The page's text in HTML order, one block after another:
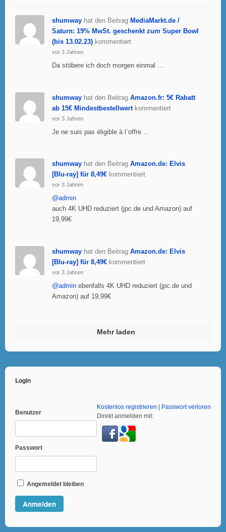
shumway hat den Beitrag MediaMarkt.de /
Saturn: 19% MwSt. geschenkt zum Super Bowl
(bis 13.02.23) kommentiert
vor 3 Jahren
Da stöbere ich doch morgen einmal …
shumway hat den Beitrag Amazon.fr: 5€ Rabatt
ab 15€ Mindestbestellwertkommentiert
vor 3 Jahren
Je ne suis pas éligible à l`offre …
shumway hat den Beitrag Amazon.de: Elvis
[Blu-ray] für 8,49€ kommentiert
vor 3 Jahren
@admin
auch 4K UHD reduziert (jpc.de und Amazon) auf
19,99€
shumway hat den Beitrag Amazon.de: Elvis
[Blu-ray] für 8,49€ kommentiert
vor 3 Jahren
@admin ebenfalls 4K UHD reduziert (jpc.de und
Amazon) auf 19,99€
Mehr laden
Login
Benutzer
Passwort
Angemeldet bleiben
Kostenlos registrieren
Passwort verloren
Direkt anmelden mit: